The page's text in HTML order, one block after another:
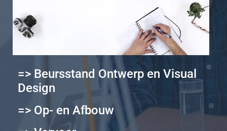
=> Beursstand Ontwerp en Visual
Design
=> Op- en Afbouw